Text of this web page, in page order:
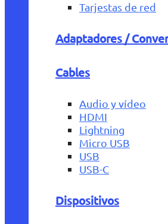
Tarjestas de red
Adaptadores /
Cables
Audio y vídeo
HDMI
Lightning
Micro USB
USB
USB-C
Dispositivos